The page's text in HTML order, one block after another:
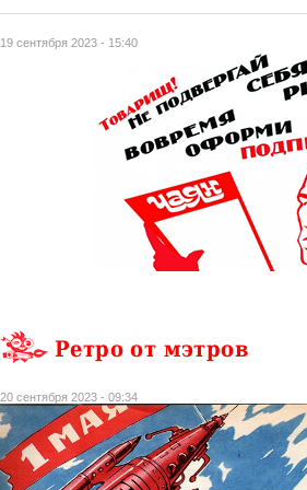
19 сентября 2023 - 15:40
Ретро от мэтров
20 сентября 2023 - 09:34